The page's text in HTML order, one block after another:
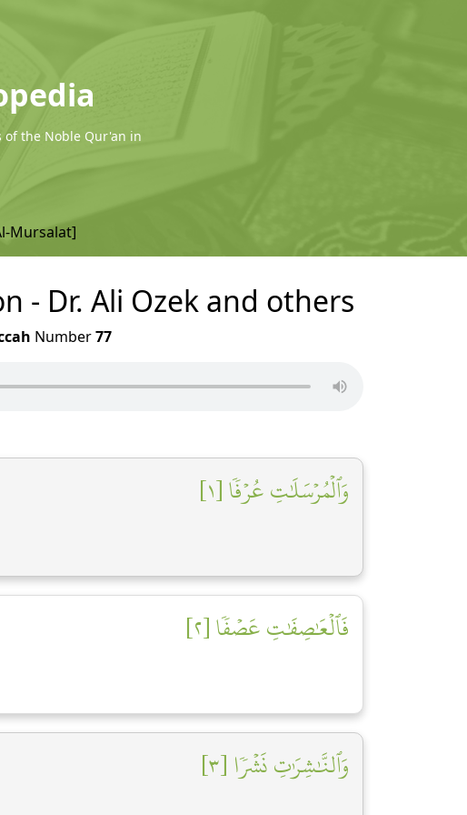
the Noble Qur'an in
Mursalat]
- Dr. Ali Ozek and others
Number77
وَٱلۡمُرۡسَلَٰتِ عُرۡفٗا [١]
فَٱلۡعَٰصِفَٰتِ عَصۡفٗا [٢]
وَٱلنَّٰشِرَٰتِ نَشۡرٗا [٣]